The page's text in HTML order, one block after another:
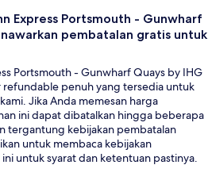
Express Portsmouth - Gunwharf
pembatalan gratis untuk
Portsmouth - Gunwharf Quays by IHG
refundable penuh yang tersedia untuk
Jika Anda memesan harga
ini dapat dibatalkan hingga beberapa
tergantung kebijakan pembatalan
untuk membaca kebijakan
untuk syarat dan ketentuan pastinya.